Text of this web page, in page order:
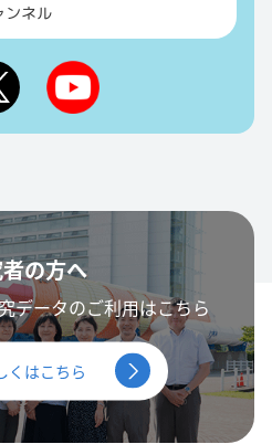
ンネル
の方へ
データのご利用はこちら
くはこちら